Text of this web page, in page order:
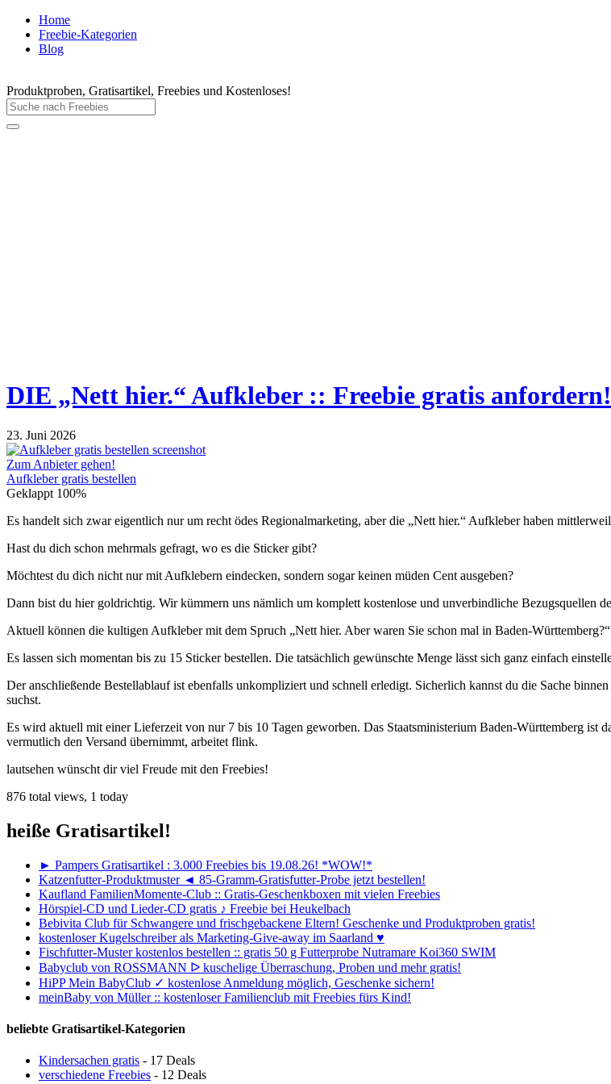
Home
Freebie-Kategorien
Blog
Produktproben, Gratisartikel, Freebies und Kostenloses!
DIE „Nett hier.“ Aufkleber :: Freebie gratis anfordern!
23. Juni 2026
Zum Anbieter gehen!
Aufkleber gratis bestellen
Geklappt 100%
Es handelt sich zwar eigentlich nur um recht ödes Regionalmarketing, aber die „Nett hier.“ Aufkleber haben
Hast du dich schon mehrmals gefragt, wo es die Sticker gibt?
Möchtest du dich nicht nur mit Aufklebern eindecken, sondern sogar keinen müden Cent ausgeben?
Dann bist du hier goldrichtig. Wir kümmern uns nämlich um komplett kostenlose und unverbindliche Bezugsquellen
Aktuell können die kultigen Aufkleber mit dem Spruch „Nett hier. Aber waren Sie schon mal in Baden-
Es lassen sich momentan bis zu 15 Sticker bestellen. Die tatsächlich gewünschte Menge lässt sich ganz einfach
Der anschließende Bestellablauf ist ebenfalls unkompliziert und schnell erledigt. Sicherlich kannst du die Sache
suchst.
Es wird aktuell mit einer Lieferzeit von nur 7 bis 10 Tagen geworben. Das Staatsministerium Baden-Württemberg ist
vermutlich den Versand übernimmt, arbeitet flink.
lautsehen wünscht dir viel Freude mit den Freebies!
876 total views, 1 today
heiße Gratisartikel!
► Pampers Gratisartikel : 3.000 Freebies bis 19.08.26! *WOW!*
Katzenfutter-Produktmuster ◄ 85-Gramm-Gratisfutter-Probe jetzt bestellen!
Kaufland FamilienMomente-Club :: Gratis-Geschenkboxen mit vielen Freebies
Hörspiel-CD und Lieder-CD gratis ♪ Freebie bei Heukelbach
Bebivita Club für Schwangere und frischgebackene Eltern! Geschenke und Produktproben gratis!
kostenloser Kugelschreiber als Marketing-Give-away im Saarland ♥
Fischfutter-Muster kostenlos bestellen :: gratis 50 g Futterprobe Nutramare Koi360 SWIM
Babyclub von ROSSMANN ᐅ kuschelige Überraschung, Proben und mehr gratis!
HiPP Mein BabyClub ✓ kostenlose Anmeldung möglich, Geschenke sichern!
meinBaby von Müller :: kostenloser Familienclub mit Freebies fürs Kind!
beliebte Gratisartikel-Kategorien
Kindersachen gratis - 17 Deals
verschiedene Freebies - 12 Deals